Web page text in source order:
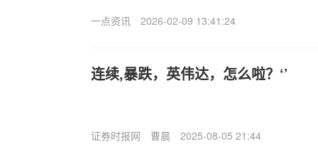
一点资讯 2026-02-09 13:41:24
连续,暴跌，英伟达，怎么啦？‘’
证券时报网 曹晨 2025-08-05 21:44